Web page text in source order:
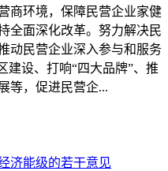
商环境，保障民营企业家健
全面深化改革。努力解决民
动民营企业深入参与和服务
建设、打响“四大品牌”、推
等，促进民营企...
济能级的若干意见